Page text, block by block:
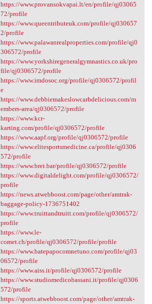
https://www.provansokvapai.lt/en/profile/qj03065
72/profile
https://www.queentributeuk.com/profile/qj030657
2/profile
https://www.palawanrealproperties.com/profile/qj0
306572/profile
https://www.yorkshiregeneralgymnastics.co.uk/pro
file/qj0306572/profile
https://www.imdosoc.org/profile/qj0306572/profil
e
https://www.debbiemakeslowcarbdelicious.com/m
embers-area/qj0306572/profile
https://www.kcr-
karting.com/profile/qj0306572/profile
https://www.aapf.org/profile/qj0306572/profile
https://www.elitesportsmedicine.ca/profile/qj0306
572/profile
https://www.bret.bar/profile/qj0306572/profile
https://www.digitaldelight.com/profile/qj0306572/
profile
https://news.atwebboost.com/page/other/amtrak-
baggage-policy-1736751402
https://www.truittandtruitt.com/profile/qj0306572/
profile
https://www.le-
comet.ch/profile/qj0306572/profile/profile
https://www.batepapocomnetuno.com/profile/qj03
06572/profile
https://www.aiss.it/profile/qj0306572/profile
https://www.studiomedicobassani.it/profile/qj0306
572/profile
https://sports.atwebboost.com/page/other/amtrak-